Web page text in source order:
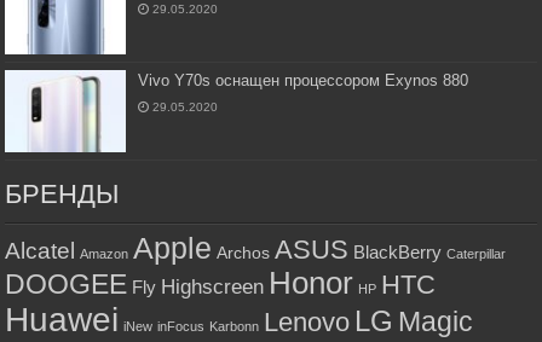
29.05.2020
Vivo Y70s оснащен процессором Exynos 880
29.05.2020
БРЕНДЫ
Alcatel Amazon Apple Archos ASUS BlackBerry Caterpillar
DOOGEE Fly Highscreen Honor HP HTC
Huawei iNew inFocus Karbonn Lenovo LG Magic